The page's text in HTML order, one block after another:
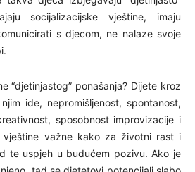
socijalizacijske vještine, imaju
s djecom, ne nalaze svoje
“djetinjastog” ponašanja? Dijete kroz
ide, nepromišljenost, spontanost,
sposobnost improvizacije i
vještine važne kako za životni rast i
te uspjeh u budućem pozivu. Ako je